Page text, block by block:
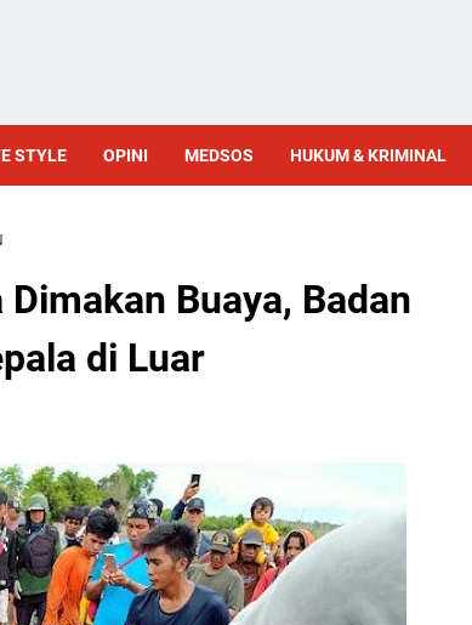
STYLE OPINI MEDSOS HUKUM & KRIMINAL
Dimakan Buaya, Badan
di Luar